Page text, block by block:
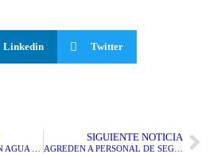
Linkedin Twitter
SIGUIENTE NOTICIA
AGREDEN A PERSONAL DE SEGURIDAD EN ASALTO A GRIFO FLOTANTE